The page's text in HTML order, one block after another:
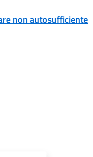
non autosufficiente